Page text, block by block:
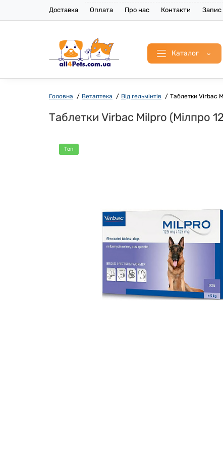
Доставка Оплата Про нас Контакти Запис
Каталог
Головна Ветаптека Від гельмінтів Таблетки Virbac
Таблетки Virbac Milpro (Мілпро
Топ